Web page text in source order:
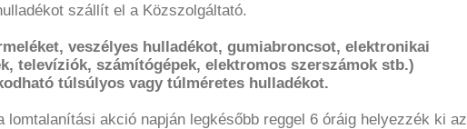
szállít el a Közszolgáltató.
veszélyes hulladékot, gumiabroncsot, elektronikai
televíziók, számítógépek, elektromos szerszámok stb.)
túlsúlyos vagy túlméretes hulladékot.
lomtalanítási akció napján legkésőbb reggel 6 óráig helyezzék ki az